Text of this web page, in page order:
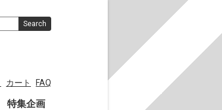
カート FAQ
特集企画
Search